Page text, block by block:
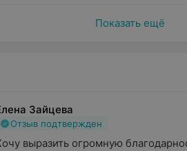
Показать ещё
Зайцева
Отзыв подтвержден
выразить огромную